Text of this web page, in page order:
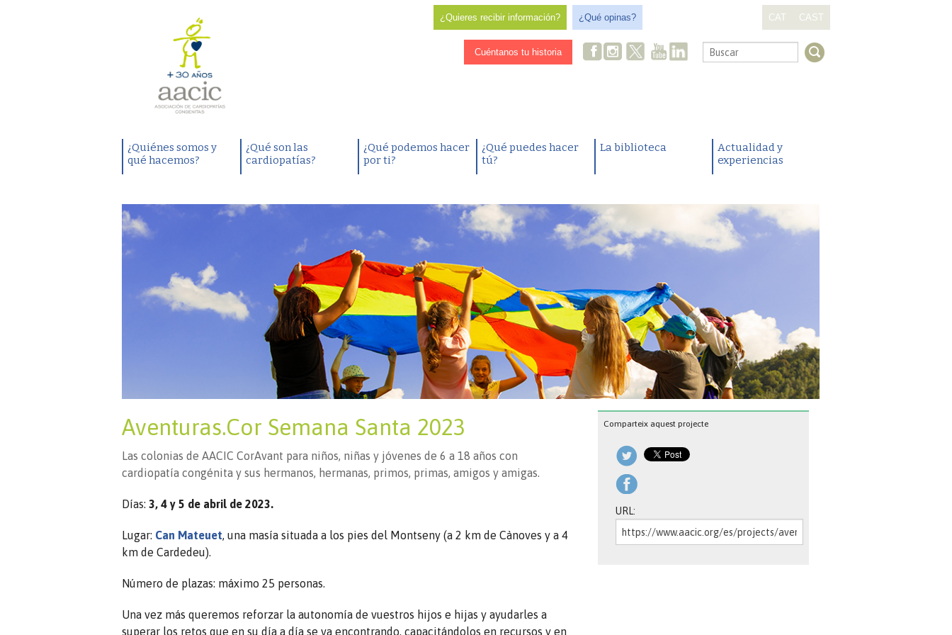
¿Quieres recibir información? ¿Qué opinas? CAT CAST
Cuéntanos tu historia .
¿Quiénes somos y
qué hacemos?
¿Qué son las
cardiopatías?
¿Qué podemos hacer
por ti?
¿Qué puedes hacer
tú?
La biblioteca
Actualidad y
experiencias
Aventuras.Cor Semana Santa 2023
Las colonias de AACIC CorAvant para niños, niñas y jóvenes de 6 a 18 años con
cardiopatía congénita y sus hermanos, hermanas, primos, primas, amigos y amigas.
Días: 3, 4 y 5 de abril de 2023.
Lugar: Can Mateuet , una masía situada a los pies del Montseny (a 2 km de Cànoves y a 4
km de Cardedeu).
Número de plazas: máximo 25 personas.
Una vez más queremos reforzar la autonomía de vuestros hijos e hijas y ayudarles a
superar los retos que en su día a día se va encontrando, capacitándolos en recursos y en
Comparteix aquest projecte
URL: